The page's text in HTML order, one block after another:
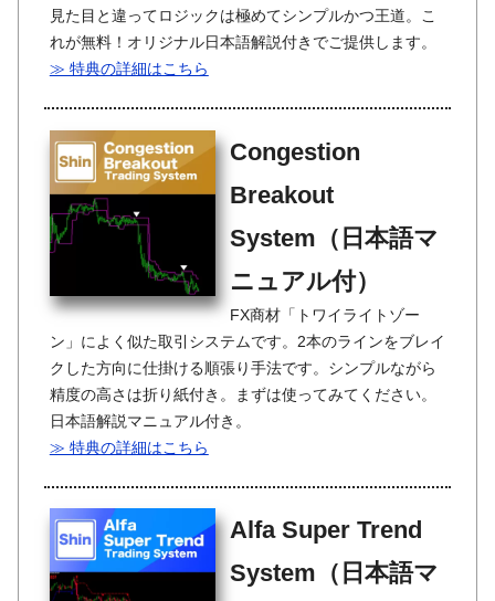
見た目と違ってロジックは極めてシンプルかつ王道。こ
れが無料！オリジナル日本語解説付きでご提供します。
≫ 特典の詳細はこちら
Congestion
Breakout
System（日本語マ
ニュアル付）
FX商材「トワイライトゾー
ン」によく似た取引システムです。2本のラインをブレイ
クした方向に仕掛ける順張り手法です。シンプルながら
精度の高さは折り紙付き。まずは使ってみてください。
日本語解説マニュアル付き。
≫ 特典の詳細はこちら
Alfa Super Trend
System（日本語マ